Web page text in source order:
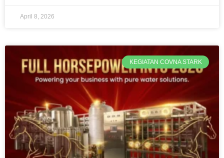
April 8, 2026
KEGIATAN COVNA STARK